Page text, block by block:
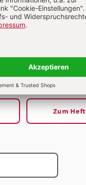
Heft 2/2020
Zum Heft